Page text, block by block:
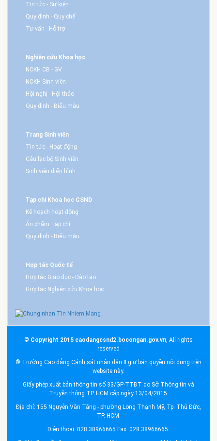
Tin tức - Sự kiện
Quy định - Quy chế
Tư vấn - Hỗ trợ
Nghiên cứu Khoa học
NCKH CB - GV
NCKH Sinh viên
Hội nghị - Hội thảo
Quy định - Biểu mẫu
Trang Sinh viên
Tin tức - Hoạt động
Câu lạc bộ Sinh viên
Sinh viên điển hình
Tạp chí Khoa học CSND
Kế hoạch hoạt động
Ấn phẩm Tạp chí
Quy định - Biểu mẫu
Hợp tác Quốc tế
Hợp tác Giáo dục - Đào tạo
Hợp tác Nghiên cứu Khoa học
© Copyright 2015 caodangcsnd2.bocongan.gov.vn, All rights
reserved
® Trường Cao đẳng Cảnh sát nhân dân II giữ bản quyền nội dung trên
website này.
Giấy phép xuất bản thông tin số 33/GP-TTĐT do Sở Thông tin và
Truyền thông TP. HCM cấp ngày 13/04/2015.
Địa chỉ: 155 Nguyễn Văn Tăng - phường Long Thạnh Mỹ, Tp. Thủ Đức,
TP. HCM.
Điện thoại: 028.38966665 Fax: 028.38966665.